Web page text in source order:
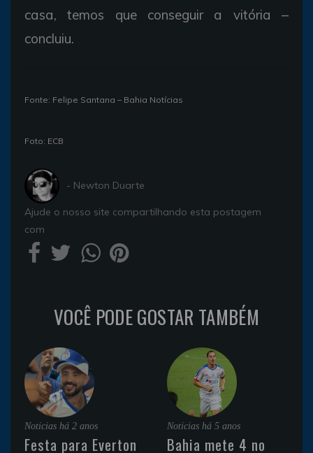
casa, temos que conseguir a vitória –
concluiu.
Fonte: Felipe Santana – Bahia Notícias
Foto: ECB
- Newton Duarte
Ajude o nosso site compartilhando esta postagem
com
VOCÊ PODE GOSTAR TAMBÉM
Noticias há 2 anos
Festa para Everton
Noticias há 5 anos
Bahia mete 4 no